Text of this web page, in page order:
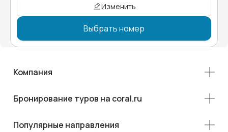
Изменить
Выбрать номер
Компания
Бронирование туров на coral.ru
Популярные направления